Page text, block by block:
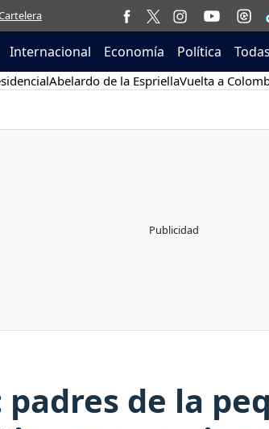
Internacional Economía Política
Abelardo de la EspriellaVuelta a
de la